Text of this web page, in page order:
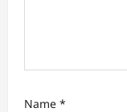
Name *